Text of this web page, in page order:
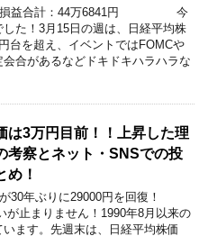
合計：44万6841円 今
た！3月15日の週は、日経平均株
台を超え、イベントではFOMCや
会合があるなどドキドキハラハラな
は3万円目前！！上昇した理
考察とネット・SNSでの投
め！
ぶりに29000円を回復！
止まりません！1990年8月以来の
ます。先週末は、日経平均株価